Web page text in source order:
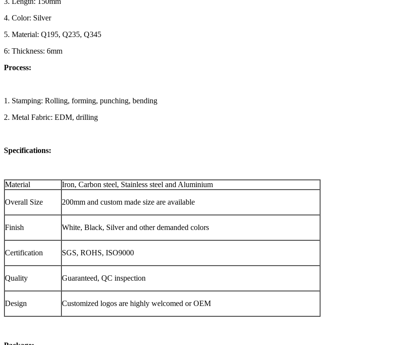
4. Color: Silver
5. Material: Q195, Q235, Q345
6: Thickness: 6mm
Process:
1. Stamping: Rolling, forming, punching, bending
2. Metal Fabric: EDM, drilling
Specifications:
Material Iron, Carbon steel, Stainless steel and Aluminium
Overall Size 200mm and custom made size are available
Finish White, Black, Silver and other demanded colors
Certification SGS, ROHS, ISO9000
Quality Guaranteed, QC inspection
Design Customized logos are highly welcomed or OEM